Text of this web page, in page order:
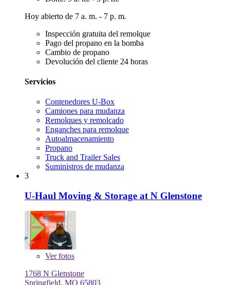
Hoy abierto de 7 a. m. - 7 p. m.
Inspección gratuita del remolque
Pago del propano en la bomba
Cambio de propano
Devolución del cliente 24 horas
Servicios
Contenedores U-Box
Camiones para mudanza
Remolques y remolcado
Enganches para remolque
Autoalmacenamiento
Propano
Truck and Trailer Sales
Suministros de mudanza
3
U-Haul Moving & Storage at N Glenstone
Verfotos
1768 N Glenstone
Springfield, MO 65803